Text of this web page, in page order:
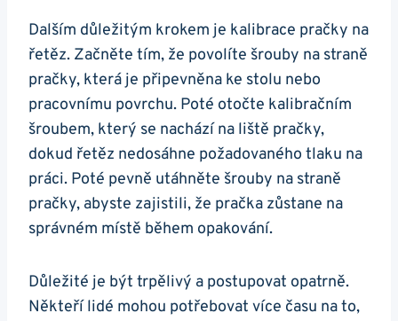
Dalším důležitým‍ krokem je kalibrace pračky na
řetěz. Začněte tím,⁢ že povolíte‍ šrouby na straně
pračky, která‌ je připevněna‍ ke stolu nebo
pracovnímu povrchu. Poté​ otočte kalibračním
šroubem, který se nachází na liště‌ pračky,
⁢dokud ‌řetěz ‌nedosáhne požadovaného ‌tlaku na
práci. Poté pevně utáhněte šrouby na ‌straně
⁤pračky, abyste zajistili, že pračka​ zůstane na
správném místě během opakování.
Důležité je být trpělivý a postupovat opatrně.
‌Někteří‍ lidé⁤ mohou ⁣potřebovat více času na to,